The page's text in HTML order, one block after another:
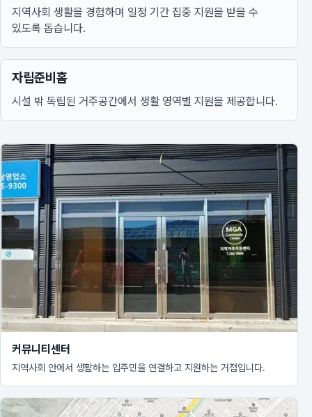
지역사회 생활을 경험하며 일정 기간 집중 지원을 받을 수
있도록 돕습니다.
자립준비홈
시설 밖 독립된 거주공간에서 생활 영역별 지원을 제공합니다.
커뮤니티센터
지역사회 안에서 생활하는 입주민을 연결하고 지원하는 거점입니다.